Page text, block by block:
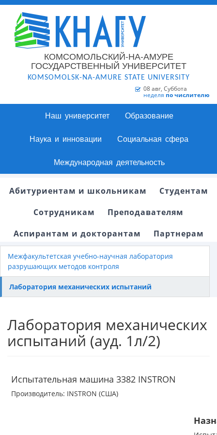
КОМСОМОЛЬСКИЙ-НА-АМУРЕ
ГОСУДАРСТВЕННЫЙ УНИВЕРСИТЕТ
KOMSOMOLSK-NA-AMURE STATE UNIVERSITY
08 авг, Суббота
неделя по числителю
Наш университет Образование
Наука и инновации Социальная сфера
Международная деятельность
Абитуриентам и школьникам
Студентам
Сотрудникам
Преподавателям
Аспирантам и докторантам
Партнерам
Межфакультетская учебно-научная лаборатория
разрушающих методов контроля
Лаборатория механических испытаний
Лаборатория механических
испытаний (ауд. 1л/2)
Испытательная машина 3382 INSTRON
Производитель: INSTRON (США)